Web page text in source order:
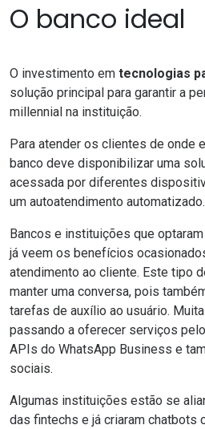
O banco ideal
O investimento em tecnologias
solução principal para garantir a
millennial na instituição.
Para atender os clientes de onde
banco deve disponibilizar uma
acessada por diferentes
um autoatendimento automatizado.
Bancos e instituições que
já veem os benefícios
atendimento ao cliente. Este tipo
manter uma conversa, pois
tarefas de auxílio ao usuário.
passando a oferecer serviços
APIs do WhatsApp Business e
sociais.
Algumas instituições estão se
das fintechs e já criaram chatbots